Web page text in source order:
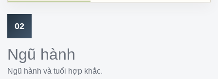
02
Ngũ hành
Ngũ hành và tuổi hợp khắc.